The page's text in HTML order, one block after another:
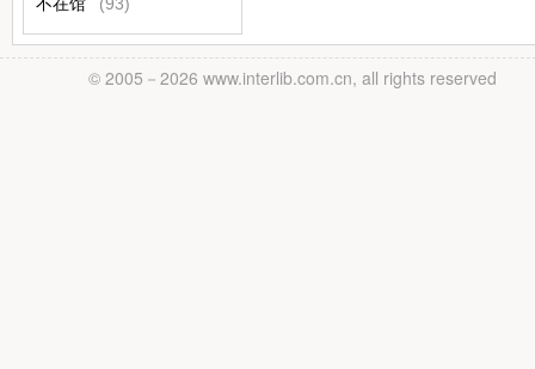
© 2005－ 2026 www.interlib.com.cn, all rights reserved